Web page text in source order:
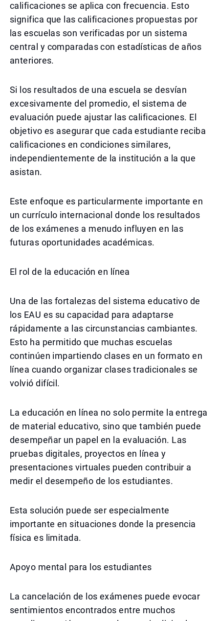
calificaciones se aplica con frecuencia. Esto
significa que las calificaciones propuestas por
las escuelas son verificadas por un sistema
central y comparadas con estadísticas de años
anteriores.
Si los resultados de una escuela se desvían
excesivamente del promedio, el sistema de
evaluación puede ajustar las calificaciones. El
objetivo es asegurar que cada estudiante reciba
calificaciones en condiciones similares,
independientemente de la institución a la que
asistan.
Este enfoque es particularmente importante en
un currículo internacional donde los resultados
de los exámenes a menudo influyen en las
futuras oportunidades académicas.
El rol de la educación en línea
Una de las fortalezas del sistema educativo de
los EAU es su capacidad para adaptarse
rápidamente a las circunstancias cambiantes.
Esto ha permitido que muchas escuelas
continúen impartiendo clases en un formato en
línea cuando organizar clases tradicionales se
volvió difícil.
La educación en línea no solo permite la entrega
de material educativo, sino que también puede
desempeñar un papel en la evaluación. Las
pruebas digitales, proyectos en línea y
presentaciones virtuales pueden contribuir a
medir el desempeño de los estudiantes.
Esta solución puede ser especialmente
importante en situaciones donde la presencia
física es limitada.
Apoyo mental para los estudiantes
La cancelación de los exámenes puede evocar
sentimientos encontrados entre muchos